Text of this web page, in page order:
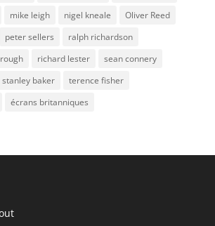
mike leigh nigel kneale
Oliver Reed
peter sellers
ralph richardson
richard lester
sean connery
stanley baker
terence fisher
écrans britanniques